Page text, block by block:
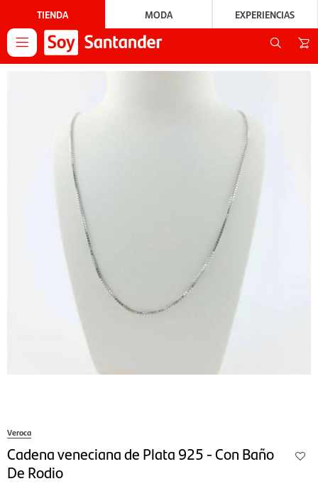
TIENDA MODA EXPERIENCIAS

Veroca
Cadena veneciana de Plata 925 - Con Baño
De Rodio